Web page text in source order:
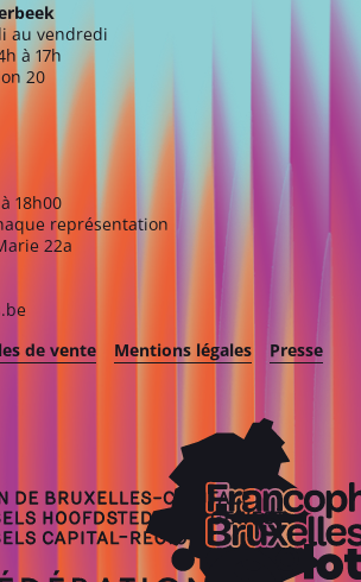
au vendredi
à 17h
20
18h00
représentation
22a
de vente
Mentions légales Presse